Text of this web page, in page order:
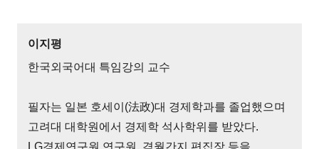
이지평
한국외국어대 특임강의 교수
필자는 일본 호세이(法政)대 경제학과를 졸업했으며
고려대 대학원에서 경제학 석사학위를 받았다.
LG경제연구원 연구원, 격월간지 편집장 등을